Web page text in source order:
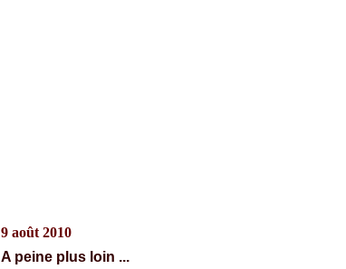
9 août 2010
A peine plus loin ...